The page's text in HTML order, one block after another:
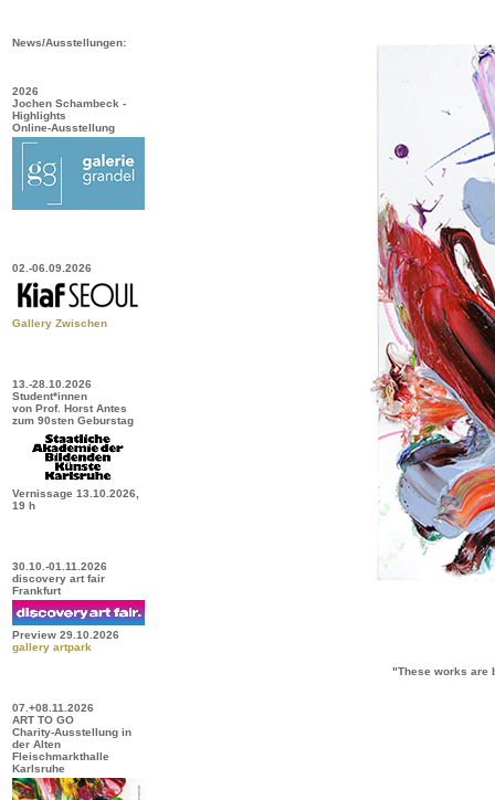
News/Ausstellungen:
2026
Jochen Schambeck -
Highlights
Online-Ausstellung
02.-06.09.2026
Gallery Zwischen
13.-28.10.2026
Student*innen
von Prof. Horst Antes
zum 90sten Geburstag
Vernissage 13.10.2026,
19 h
30.10.-01.11.2026
discovery art fair
Frankfurt
Preview 29.10.2026
gallery artpark
07.+08.11.2026
ART TO GO
Charity-Ausstellung in
der Alten
Fleischmarkthalle
Karlsruhe
"These works are